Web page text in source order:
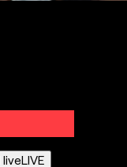
LIVE